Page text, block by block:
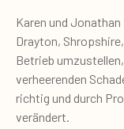
Karen und
Drayton,
Betrieb
verheerenden
richtig und durch
verändert.